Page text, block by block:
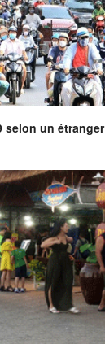
selon un étranger